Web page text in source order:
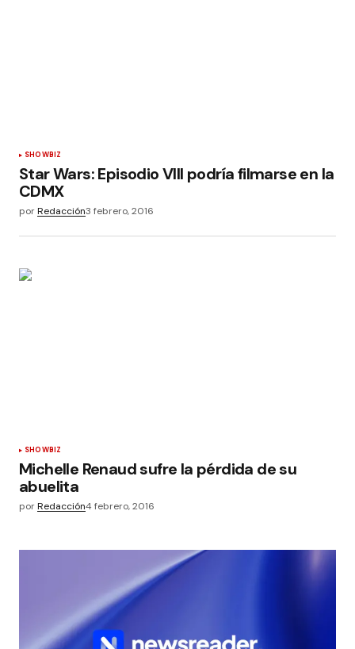
SHOWBIZ
Star Wars: Episodio VIII podría filmarse en la
CDMX
porRedacción3 febrero, 2016
SHOWBIZ
Michelle Renaud sufre la pérdida de su
abuelita
porRedacción4 febrero, 2016